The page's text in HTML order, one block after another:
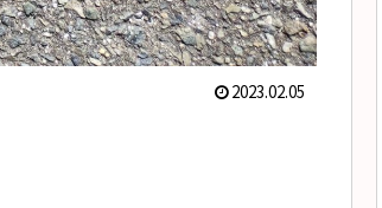
2023.02.05